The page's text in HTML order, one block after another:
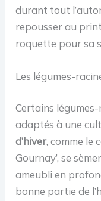
durant tout
repousser au
roquette pour sa
Les légumes-
Certains
adaptés à une
d’hiver, comme le
Gournay’, se
ameubli en
bonne partie de